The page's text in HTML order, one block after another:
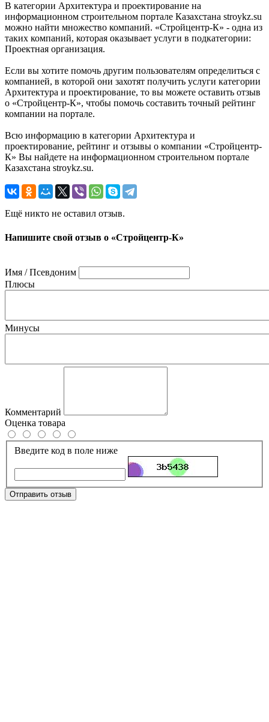
В категории Архитектура и проектирование на
информационном строительном портале Казахстана stroykz.su
можно найти множество компаний. «Стройцентр-К» - одна из
таких компаний, которая оказывает услуги в подкатегории:
Проектная организация.
Если вы хотите помочь другим пользователям определиться с
компанией, в которой они захотят получить услуги категории
Архитектура и проектирование, то вы можете оставить отзыв
о «Стройцентр-К», чтобы помочь составить точный рейтинг
компании на портале.
Всю информацию в категории Архитектура и
проектирование, рейтинг и отзывы о компании «Стройцентр-
К» Вы найдете на информационном строительном портале
Казахстана stroykz.su.
Ещё никто не оставил отзыв.
Напишите свой отзыв о «Стройцентр-К»
Имя / Псевдоним
Плюсы
Минусы
Комментарий
Оценка товара
Введите код в поле ниже
Отправить отзыв